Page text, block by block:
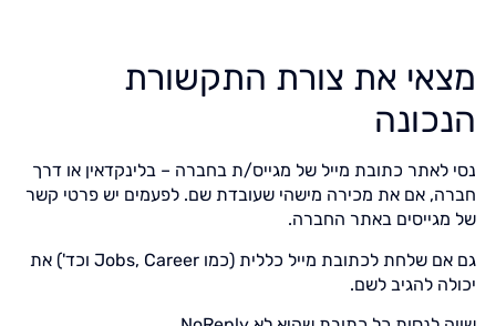
מצאי את צורת התקשורת
הנכונה
נסי לאתר כתובת מייל של מגייס/ת בחברה – בלינקדאין או דרך
חברה, אם את מכירה מישהי שעובדת שם. לפעמים יש פרטי קשר
של מגייסים באתר החברה.
גם אם שלחת לכתובת מייל כללית (כמו Jobs, Career וכד') את
יכולה להגיב לשם.